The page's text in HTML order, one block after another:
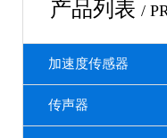
产品列表 /
加速度传感器
传声器